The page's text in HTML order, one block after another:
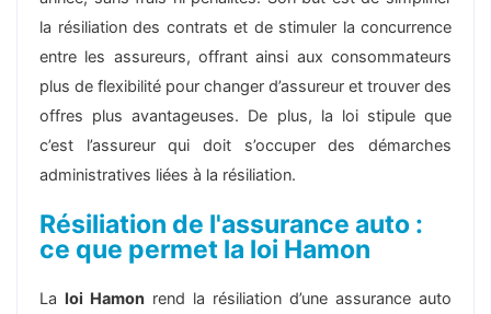
la résiliation des contrats et de stimuler la concurrence
entre les assureurs, offrant ainsi aux consommateurs
plus de flexibilité pour changer d’assureur et trouver des
offres plus avantageuses. De plus, la loi stipule que
c’est l’assureur qui doit s’occuper des démarches
administratives liées à la résiliation.
Résiliation de l'assurance auto :
ce que permet la loi Hamon
La loi Hamon rend la résiliation d’une assurance auto